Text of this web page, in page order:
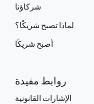
شركاؤنا
لماذا تصبح شريكًا؟
أصبح شريكًا
روابط مفيدة
الإشارات القانونية